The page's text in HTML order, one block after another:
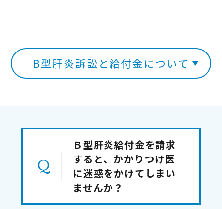
B型肝炎訴訟と給付金について
Ｂ型肝炎給付金を請求
すると、かかりつけ医
に迷惑をかけてしまい
ませんか？